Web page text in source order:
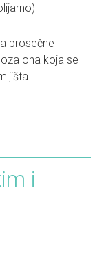
prosečne
ona koja se
i